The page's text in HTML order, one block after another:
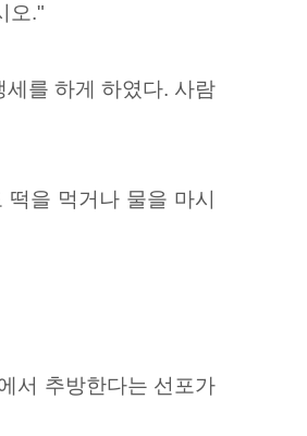
오."
를 하게 하였다. 사람
을 먹거나 물을 마시
서 추방한다는 선포가